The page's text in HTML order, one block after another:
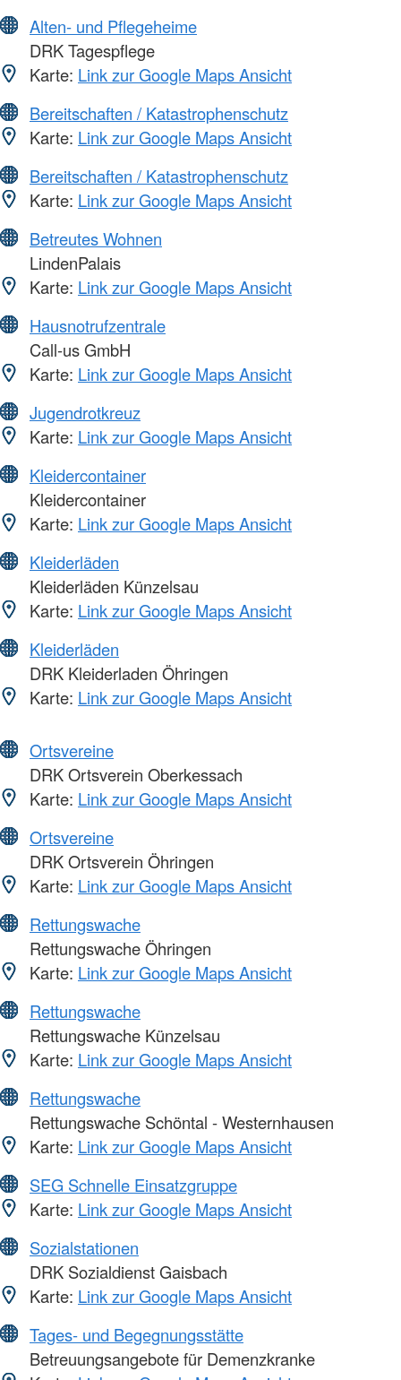
Alten- und Pflegeheime
DRK Tagespflege
Karte: Link zur Google Maps Ansicht
Bereitschaften / Katastrophenschutz
Karte: Link zur Google Maps Ansicht
Bereitschaften / Katastrophenschutz
Karte: Link zur Google Maps Ansicht
Betreutes Wohnen
LindenPalais
Karte: Link zur Google Maps Ansicht
Hausnotrufzentrale
Call-us GmbH
Karte: Link zur Google Maps Ansicht
Jugendrotkreuz
Karte: Link zur Google Maps Ansicht
Kleidercontainer
Kleidercontainer
Karte: Link zur Google Maps Ansicht
Kleiderläden
Kleiderläden Künzelsau
Karte: Link zur Google Maps Ansicht
Kleiderläden
DRK Kleiderladen Öhringen
Karte: Link zur Google Maps Ansicht
Ortsvereine
DRK Ortsverein Oberkessach
Karte: Link zur Google Maps Ansicht
Ortsvereine
DRK Ortsverein Öhringen
Karte: Link zur Google Maps Ansicht
Rettungswache
Rettungswache Öhringen
Karte: Link zur Google Maps Ansicht
Rettungswache
Rettungswache Künzelsau
Karte: Link zur Google Maps Ansicht
Rettungswache
Rettungswache Schöntal - Westernhausen
Karte: Link zur Google Maps Ansicht
SEG Schnelle Einsatzgruppe
Karte: Link zur Google Maps Ansicht
Sozialstationen
DRK Sozialdienst Gaisbach
Karte: Link zur Google Maps Ansicht
Tages- und Begegnungsstätte
Betreuungsangebote für Demenzkranke